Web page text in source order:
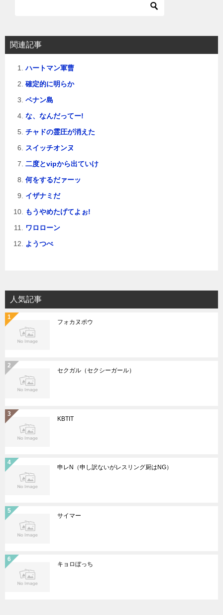
ョ
ン
関連記事
ハートマン軍曹
確定的に明らか
ペナン島
な、なんだってー!
チャドの霊圧が消えた
スイッチオンヌ
二度とvipから出ていけ
何をするだァーッ
イザナミだ
もうやめたげてよぉ!
ワロローン
ようつべ
人気記事
フォカヌポウ
セクガル（セクシーガール）
KBTIT
申レN（申し訳ないがレスリング厨はNG）
サイマー
キョロぼっち